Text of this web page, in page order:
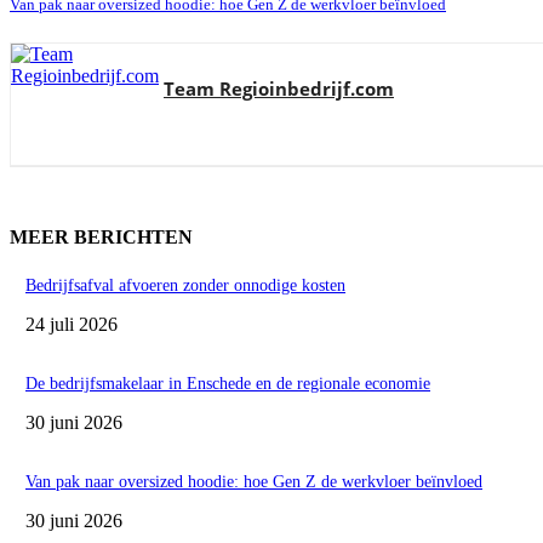
Van pak naar oversized hoodie: hoe Gen Z de werkvloer beïnvloed
Team Regioinbedrijf.com
MEER BERICHTEN
Bedrijfsafval afvoeren zonder onnodige kosten
24 juli 2026
De bedrijfsmakelaar in Enschede en de regionale economie
30 juni 2026
Van pak naar oversized hoodie: hoe Gen Z de werkvloer beïnvloed
30 juni 2026